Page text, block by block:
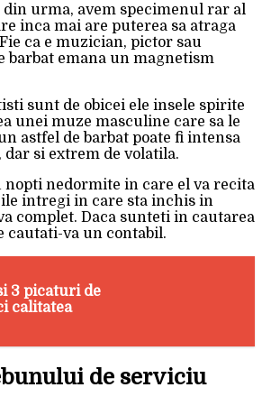
urma, avem specimenul rar al
inca mai are puterea sa atraga
ca e muzician, pictor sau
barbat emana un magnetism
sunt de obicei ele insele spirite
unei muze masculine care sa le
astfel de barbat poate fi intensa
dar si extrem de volatila.
nedormite in care el va recita
intregi in care sta inchis in
complet. Daca sunteti in cautarea
cautati-va un contabil.
3 picaturi de
calitatea
de serviciu